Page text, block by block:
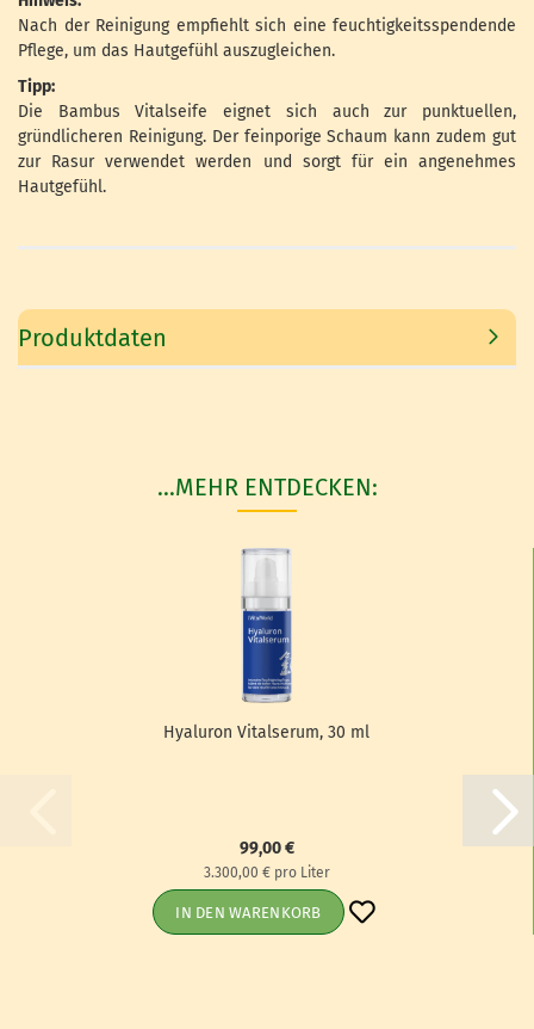
Nach der Reinigung empfiehlt sich eine feuchtigkeitsspendende
Pflege, um das Hautgefühl auszugleichen.
Tipp:
Die Bambus Vitalseife eignet sich auch zur punktuellen,
gründlicheren Reinigung. Der feinporige Schaum kann zudem gut
zur Rasur verwendet werden und sorgt für ein angenehmes
Hautgefühl.
Produktdaten
...MEHR ENTDECKEN:
Hyaluron Vi­tal­se­rum, 30 ml
99,00 €
3.300,00 € pro Liter
IN DEN WARENKORB